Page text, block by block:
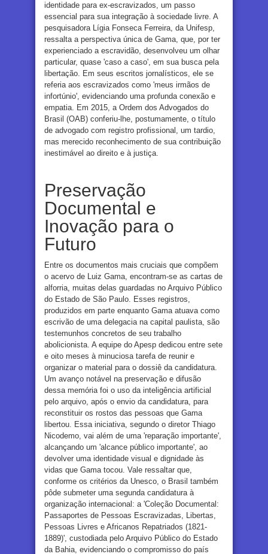
identidade para ex-escravizados, um passo
essencial para sua integração à sociedade livre. A
pesquisadora Lígia Fonseca Ferreira, da Unifesp,
ressalta a perspectiva única de Gama, que, por ter
experienciado a escravidão, desenvolveu um olhar
particular, quase 'caso a caso', em sua busca pela
libertação. Em seus escritos jornalísticos, ele se
referia aos escravizados como 'meus irmãos de
infortúnio', evidenciando uma profunda conexão e
empatia. Em 2015, a Ordem dos Advogados do
Brasil (OAB) conferiu-lhe, postumamente, o título
de advogado com registro profissional, um tardio,
mas merecido reconhecimento de sua contribuição
inestimável ao direito e à justiça.
Preservação
Documental e
Inovação para o
Futuro
Entre os documentos mais cruciais que compõem
o acervo de Luiz Gama, encontram-se as cartas de
alforria, muitas delas guardadas no Arquivo Público
do Estado de São Paulo. Esses registros,
produzidos em parte enquanto Gama atuava como
escrivão de uma delegacia na capital paulista, são
testemunhos concretos de seu trabalho
abolicionista. A equipe do Apesp dedicou entre sete
e oito meses à minuciosa tarefa de reunir e
organizar o material para o dossiê da candidatura.
Um avanço notável na preservação e difusão
dessa memória foi o uso da inteligência artificial
pelo arquivo, após o envio da candidatura, para
reconstituir os rostos das pessoas que Gama
libertou. Essa iniciativa, segundo o diretor Thiago
Nicodemo, vai além de uma 'reparação importante',
alcançando um 'alcance público importante', ao
devolver uma identidade visual e dignidade às
vidas que Gama tocou. Vale ressaltar que,
conforme os critérios da Unesco, o Brasil também
pôde submeter uma segunda candidatura à
organização internacional: a 'Coleção Documental:
Passaportes de Pessoas Escravizadas, Libertas,
Pessoas Livres e Africanos Repatriados (1821-
1889)', custodiada pelo Arquivo Público do Estado
da Bahia, evidenciando o compromisso do país